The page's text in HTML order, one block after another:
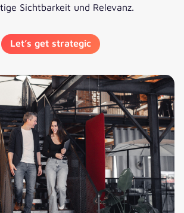
Sichtbarkeit und Relevanz.
Let’s get strategic